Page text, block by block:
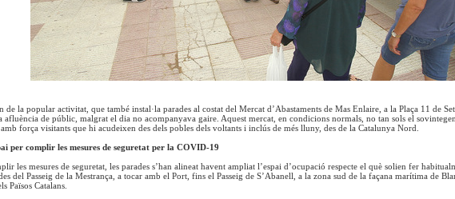
de la popular activitat, que també instal·la parades al costat del Mercat d’Abastaments de Mas Enlaire, a la Plaça 11 de
afluència de públic, malgrat el dia no acompanyava gaire. Aquest mercat, en condicions normals, no tan sols el
força visitants que hi acudeixen des dels pobles dels voltants i inclús de més lluny, des de la Catalunya Nord.
per complir les mesures de seguretat per la COVID-19
les mesures de seguretat, les parades s’han alineat havent ampliat l’espai d’ocupació respecte el què solien fer
del Passeig de la Mestrança, a tocar amb el Port, fins el Passeig de S’Abanell, a la zona sud de la façana marítima de
Països Catalans.